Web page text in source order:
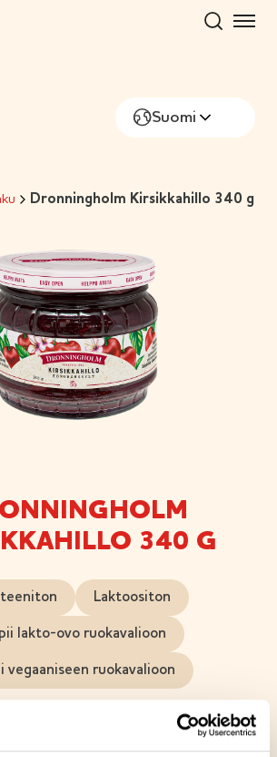
Suomi
Dronningholm Kirsikkahillo 340 g
340 G
Laktoositon
lakto-ovo ruokavalioon
vegaaniseen ruokavalioon
kirsikkahillo, jonka hienostuneen